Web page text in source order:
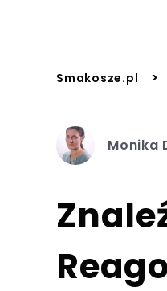
Smakosze.pl >
Monika